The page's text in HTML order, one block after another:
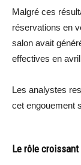
Malgré ces
réservations en
salon avait
effectives en
Les analystes
cet engouement
Le rôle croissant